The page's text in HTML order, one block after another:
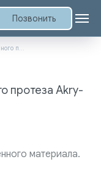
Позвонить
Изготовление полного съемного протеза Akry-Free
протеза Akry-
материала.